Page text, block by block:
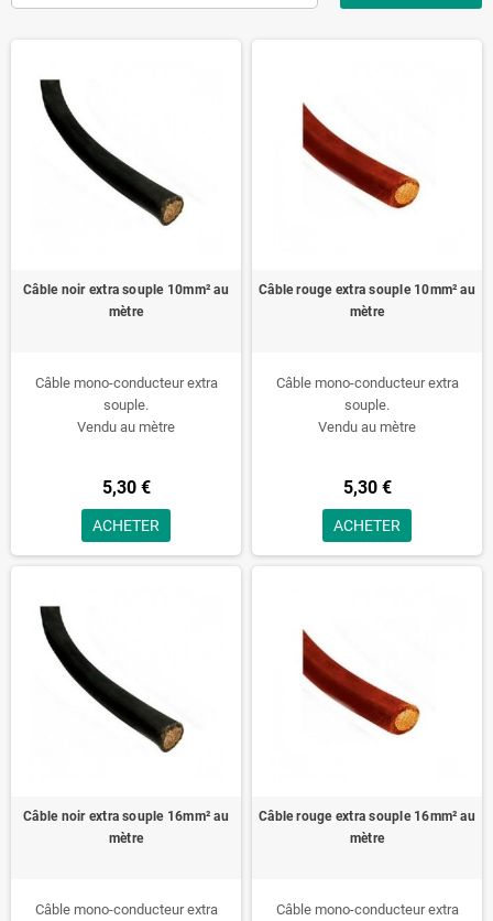
Câble noir extra souple 10mm² au
mètre
Câble mono-conducteur extra
souple.
Vendu au mètre
5,30 €
ACHETER
Câble rouge extra souple 10mm² au
mètre
Câble mono-conducteur extra
souple.
Vendu au mètre
5,30 €
ACHETER
Câble noir extra souple 16mm² au
mètre
Câble mono-conducteur extra
Câble rouge extra souple 16mm² au
mètre
Câble mono-conducteur extra